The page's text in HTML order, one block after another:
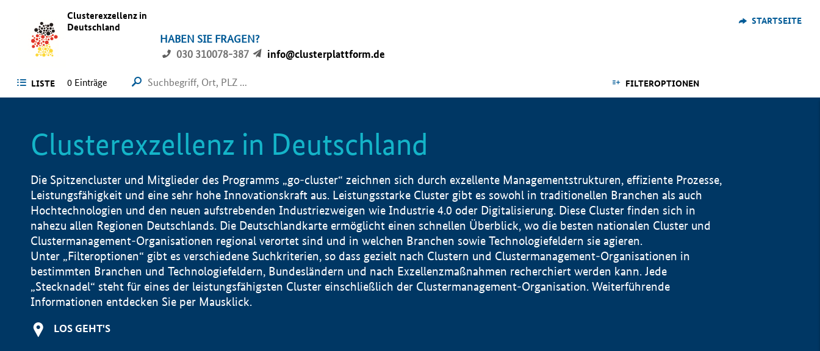
Clusterexzellenz in
Deutschland
HABEN SIE FRAGEN?
030 310078-387
info@clusterplattform.de
STARTSEITE
LISTE FILTEROPTIONEN
0 Einträge
Clusterexzellenz in Deutschland
Die Spitzencluster und Mitglieder des Programms „go-cluster“ zeichnen sich durch exzellente Managementstrukturen, effiziente Prozesse,
Leistungsfähigkeit und eine sehr hohe Innovationskraft aus. Leistungsstarke Cluster gibt es sowohl in traditionellen Branchen als auch
Hochtechnologien und den neuen aufstrebenden Industriezweigen wie Industrie 4.0 oder Digitalisierung. Diese Cluster finden sich in
nahezu allen Regionen Deutschlands. Die Deutschlandkarte ermöglicht einen schnellen Überblick, wo die besten nationalen Cluster und
Clustermanagement-Organisationen regional verortet sind und in welchen Branchen sowie Technologiefeldern sie agieren.
Unter „Filteroptionen“ gibt es verschiedene Suchkriterien, so dass gezielt nach Clustern und Clustermanagement-Organisationen in
bestimmten Branchen und Technologiefeldern, Bundesländern und nach Exzellenzmaßnahmen recherchiert werden kann. Jede
„Stecknadel“ steht für eines der leistungsfähigsten Cluster einschließlich der Clustermanagement-Organisation. Weiterführende
Informationen entdecken Sie per Mausklick.
LOS GEHT'S